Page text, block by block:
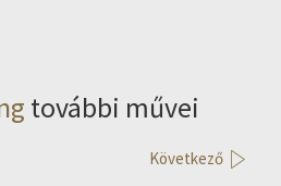
további művei
Következő